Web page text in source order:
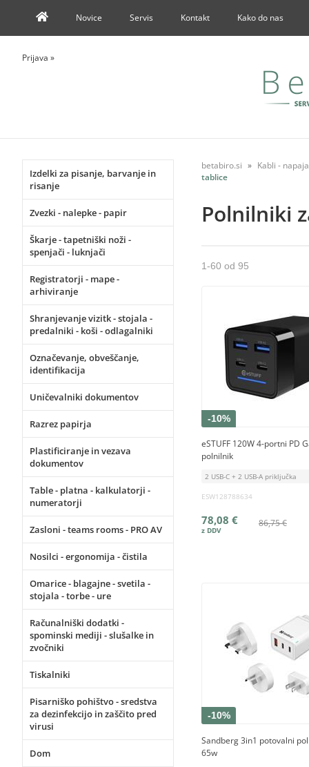
Novice Servis Kontakt Kako do nas
Prijava »
Izdelki za pisanje, barvanje in
risanje
Zvezki - nalepke - papir
Škarje - tapetniški noži -
spenjači - luknjači
Registratorji - mape -
arhiviranje
Shranjevanje vizitk - stojala -
predalniki - koši - odlagalniki
Označevanje, obveščanje,
identifikacija
Uničevalniki dokumentov
Razrez papirja
Plastificiranje in vezava
dokumentov
Table - platna - kalkulatorji -
numeratorji
Zasloni - teams rooms - PRO AV
Nosilci - ergonomija - čistila
Omarice - blagajne - svetila -
stojala - torbe - ure
Računalniški dodatki -
spominski mediji - slušalke in
zvočniki
Tiskalniki
Pisarniško pohištvo - sredstva
za dezinfekcijo in zaščito pred
virusi
Dom
betabiro.si
Kabli -
tablice
Polnilniki
1-60 od 95
-10%
eSTUFF 120W 4-portni PD
polnilnik
2 USB-C + 2 USB-A priključka
ESW128788634
86,75 €
78,08 €
-10%
Sandberg 3in1 potovalni
65w